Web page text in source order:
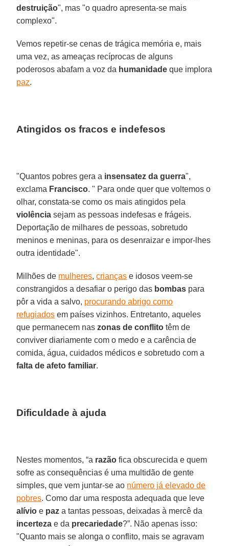
destruição", mas "o quadro apresenta-se mais
complexo".
Vemos repetir-se cenas de trágica memória e, mais
uma vez, as ameaças recíprocas de alguns
poderosos abafam a voz da humanidade que implora
paz.
Atingidos os fracos e indefesos
"Quantos pobres gera a insensatez da guerra",
exclama Francisco. " Para onde quer que voltemos o
olhar, constata-se como os mais atingidos pela
violência sejam as pessoas indefesas e frágeis.
Deportação de milhares de pessoas, sobretudo
meninos e meninas, para os desenraizar e impor-lhes
outra identidade".
Milhões de mulheres,crianças e idosos veem-se
constrangidos a desafiar o perigo das bombas para
pôr a vida a salvo, procurando abrigo como
refugiados em países vizinhos. Entretanto, aqueles
que permanecem naszonas de conflito têm de
conviver diariamente com o medo e a carência de
comida, água, cuidados médicos e sobretudo com a
falta de afeto familiar.
Dificuldade à ajuda
Nestes momentos, “a razão fica obscurecida e quem
sofre as consequências é uma multidão de gente
simples, que vem juntar-se ao número já elevado de
pobres. Como dar uma resposta adequada que leve
alívio e paz a tantas pessoas, deixadas à mercê da
incerteza e da precariedade?”. Não apenas isso:
"Quanto mais se alonga o conflito, mais se agravam